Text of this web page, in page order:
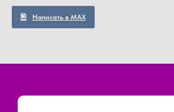
Написать в MAX